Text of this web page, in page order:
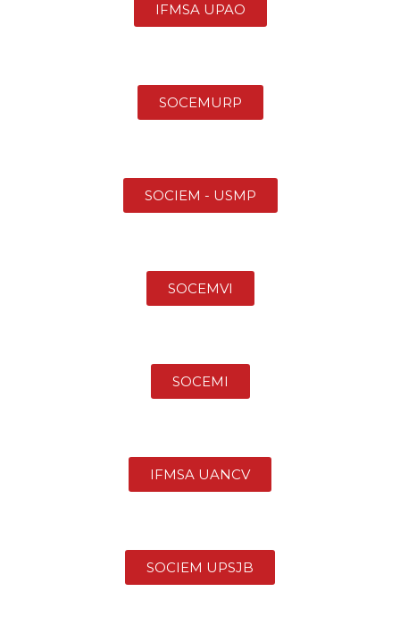
IFMSA UPAO
SOCEMURP
SOCIEM - USMP
SOCEMVI
SOCEMI
IFMSA UANCV
SOCIEM UPSJB